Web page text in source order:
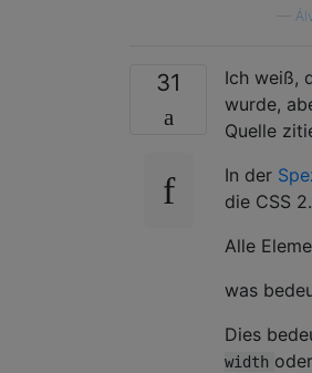
31
Ich weiß,
wurde,
Quelle
In der
die CSS
Alle
was
Dies
width oder